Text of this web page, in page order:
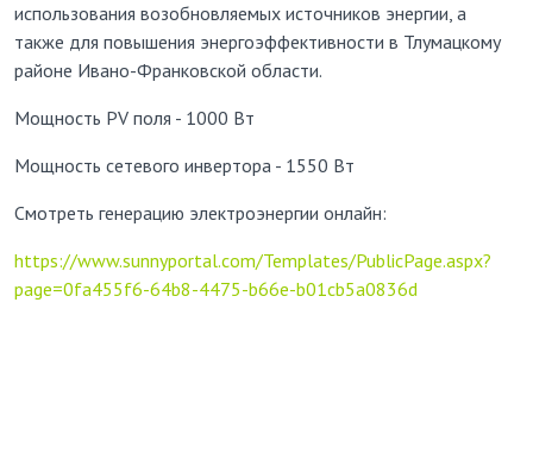
использования возобновляемых источников энергии, а
также для повышения энергоэффективности в Тлумацкому
районе Ивано-Франковской области.
Мощность PV поля - 1000 Вт
Мощность сетевого инвертора - 1550 Вт
Смотреть генерацию электроэнергии онлайн:
https://www.sunnyportal.com/Templates/PublicPage.aspx?
page=0fa455f6-64b8-4475-b66e-b01cb5a0836d